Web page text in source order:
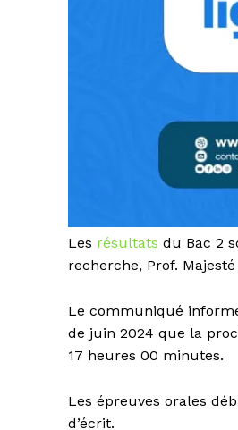
Les résultats du Bac 2
recherche, Prof. Majesté
Le communiqué
de juin 2024 que la
17 heures 00 minutes.
Les épreuves orales
d’écrit.